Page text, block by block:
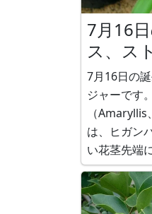
7月16
ス、ス
7月16日の
ジャーです。 アマリリス アマリリス
（
は、ヒガン
い花茎先端
向きに咲か
りの美しさ」です。 ス
（Stock、